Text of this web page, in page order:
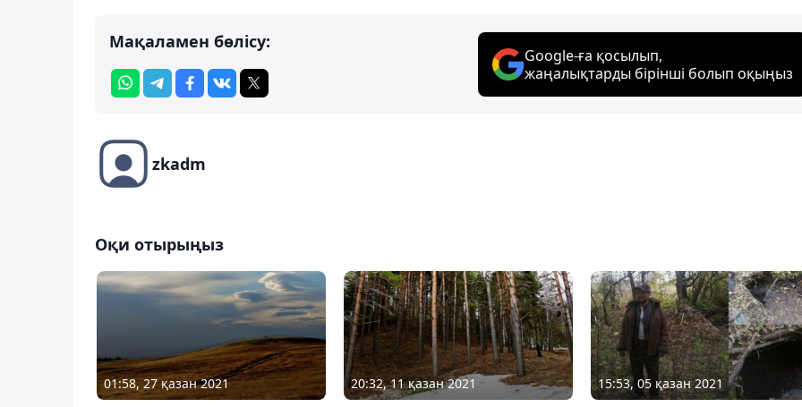
Мақаламен бөлісу:
Google-ға қосылып,
жаңалықтарды бірінші болып оқыңыз
zkadm
Оқи отырыңыз
01:58, 27 қазан 2021 20:32, 11 қазан 2021 15:53, 05 қазан 2021